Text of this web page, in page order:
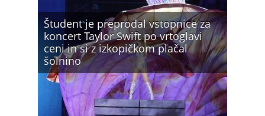
Študent je preprodal vstopnice za
koncert Taylor Swift po vrtoglavi
ceni in si z izkopičkom plačal
šolnino